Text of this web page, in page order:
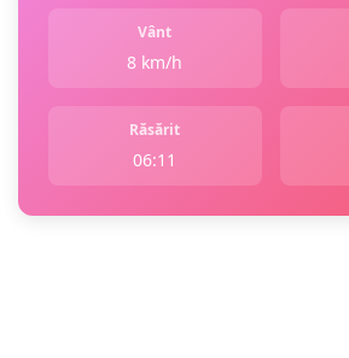
Vânt
8 km/h
Răsărit
06:11